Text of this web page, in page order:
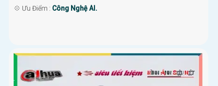
️💠 Ưu Điểm : Công Nghệ AI.